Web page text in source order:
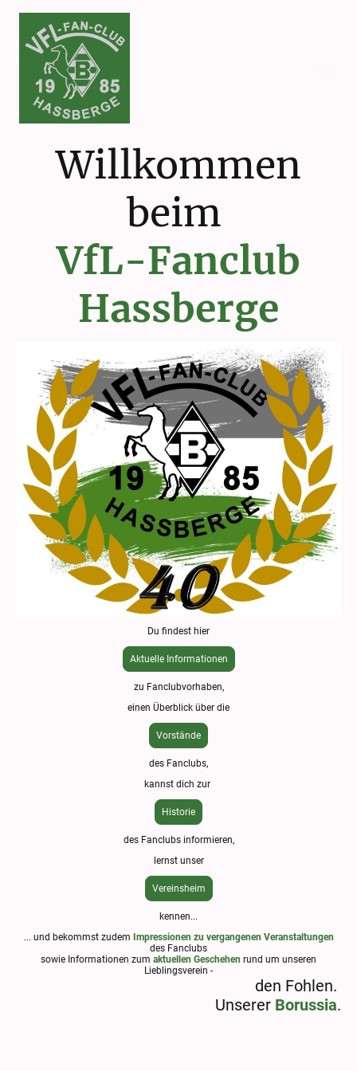
Willkommen
beim
VfL-Fanclub
Hassberge
Du findest hier
Aktuelle Informationen
zu Fanclubvorhaben,
einen Überblick über die
Vorstände
des Fanclubs,
kannst dich zur
Historie
des Fanclubs informieren,
lernst unser
kennen...
Vereinsheim
... und bekommst zudem Impressionen zu vergangenen Veranstaltungen
des Fanclubs
sowie Informationen zum aktuellen Geschehen rund um unseren
Lieblingsverein -
den Fohlen.
Unserer Borussia.